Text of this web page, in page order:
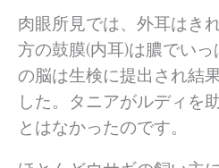
肉眼所見では、外耳はき
方の鼓膜(内耳)は膿でい
の脳は生検に提出され結
した。タニアがルディを
とはなかったのです。